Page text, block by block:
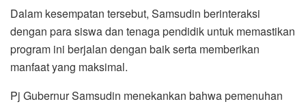
Dalam kesempatan tersebut, Samsudin berinteraksi
dengan para siswa dan tenaga pendidik untuk memastikan
program ini berjalan dengan baik serta memberikan
manfaat yang maksimal.
Pj Gubernur Samsudin menekankan bahwa pemenuhan